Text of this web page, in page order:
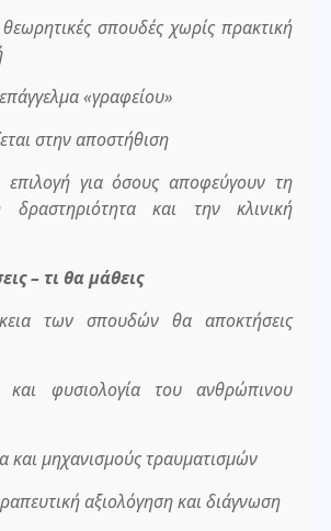
θεωρητικές σπουδές χωρίς πρακτική
«γραφείου»
στην αποστήθιση
επιλογή για όσους αποφεύγουν τη
δραστηριότητα και την κλινική
– τι θα μάθεις
των σπουδών θα αποκτήσεις
και φυσιολογία του ανθρώπινου
και μηχανισμούς τραυματισμών
αξιολόγηση και διάγνωση